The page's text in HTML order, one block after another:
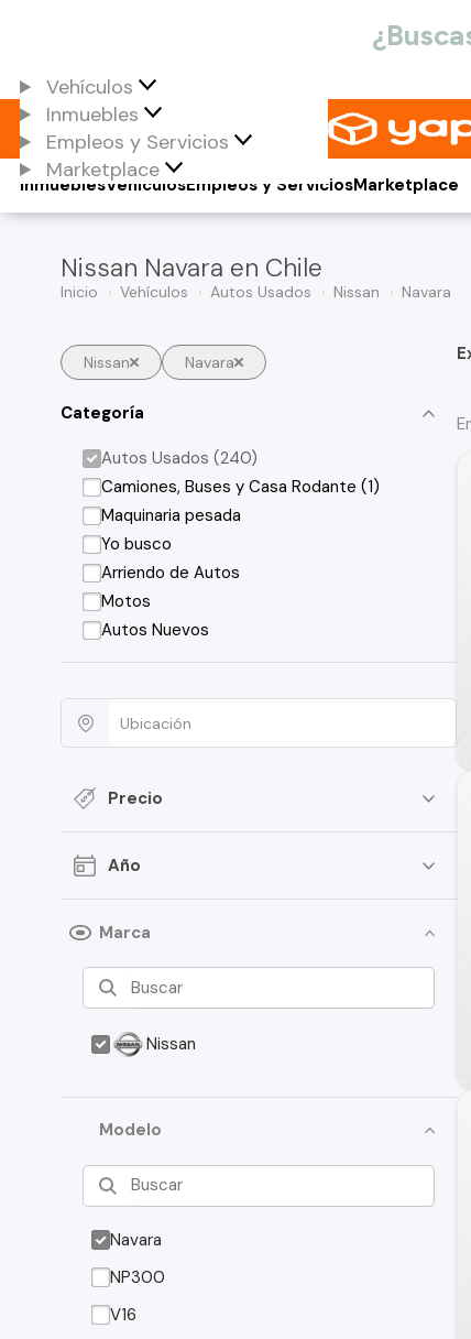
Vehículos
Inmuebles
Empleos y Servicios
Marketplace
Vehículos
Inmuebles Empleos y ServiciosMarketplace
Nissan Navara en Chile
Inicio Vehículos Autos Usados Nissan Navara
Nissan Navara
Categoría
Autos Usados (240)
Camiones, Buses y Casa Rodante (1)
Maquinaria pesada
Yo busco
Arriendo de Autos
Motos
Autos Nuevos
Precio
Año
Marca
Nissan
Modelo
Navara
NP300
V16